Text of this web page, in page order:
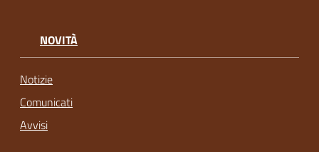
NOVITÀ
Notizie
Comunicati
Avvisi